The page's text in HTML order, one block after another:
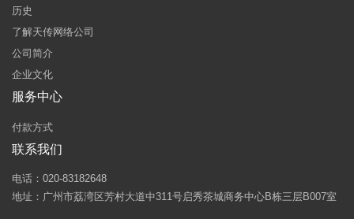
历史
了解天传网络公司
公司简介
企业文化
服务中心
付款方式
联系我们
电话：020-83182648
地址：广州市荔湾区芳村大道中311号启秀茶城商务中心B栋三层B007室